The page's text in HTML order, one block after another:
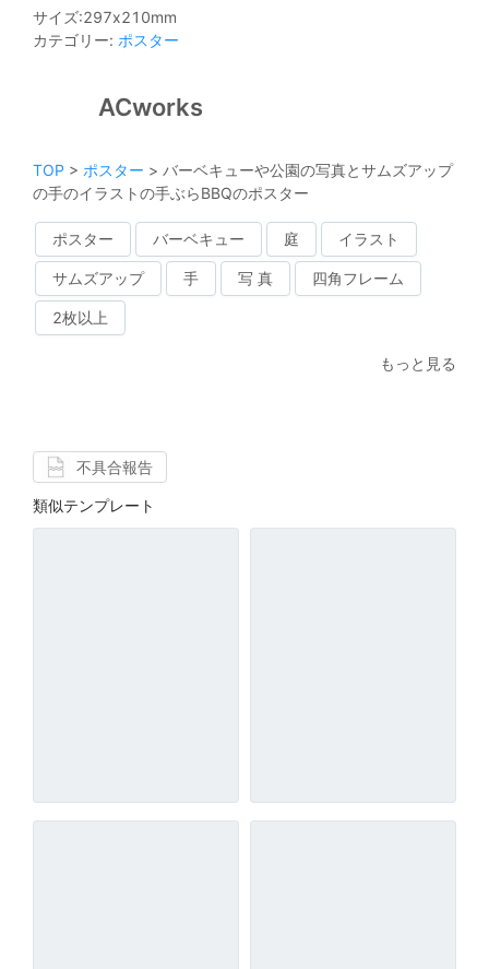
サイズ:297x210mm
カテゴリー: ポスター
ACworks
TOP > ポスター > バーベキューや公園の写真とサムズアップ
の手のイラストの手ぶらBBQのポスター
ポスター バーベキュー 庭 イラスト
サムズアップ 手 写 真 四角フレーム
2枚以上
もっと見る
不具合報告
類似テンプレート